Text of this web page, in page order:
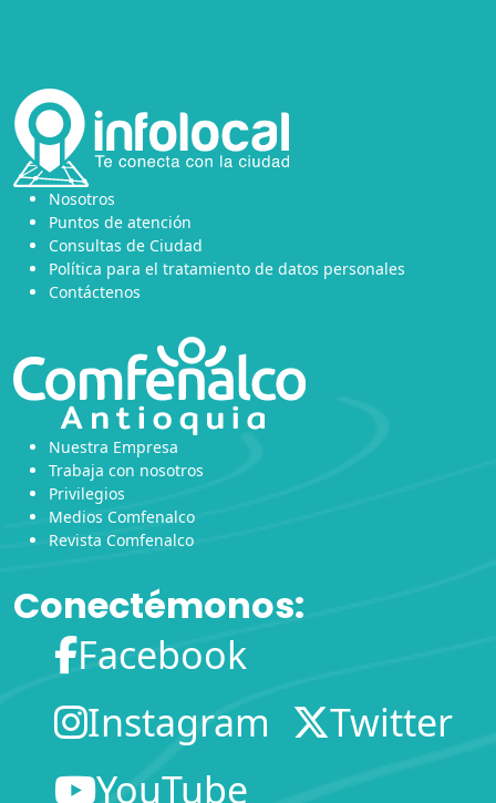
Nosotros
Puntos de atención
Consultas de Ciudad
Política para el tratamiento de datos personales
Contáctenos
Nuestra Empresa
Trabaja con nosotros
Privilegios
Medios Comfenalco
Revista Comfenalco
Conectémonos:
Facebook
Instagram
Twitter
YouTube